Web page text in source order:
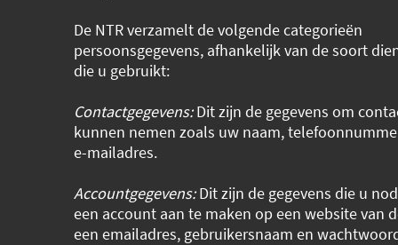
De NTR verzamelt de volgende categorieën
persoonsgegevens, afhankelijk van de soort
die u gebruikt:
Contactgegevens:Dit zijn de gegevens om
kunnen nemen zoals uw naam,
e-mailadres.
Accountgegevens:Dit zijn de gegevens die u
een account aan te maken op een website van
een emailadres, gebruikersnaam en